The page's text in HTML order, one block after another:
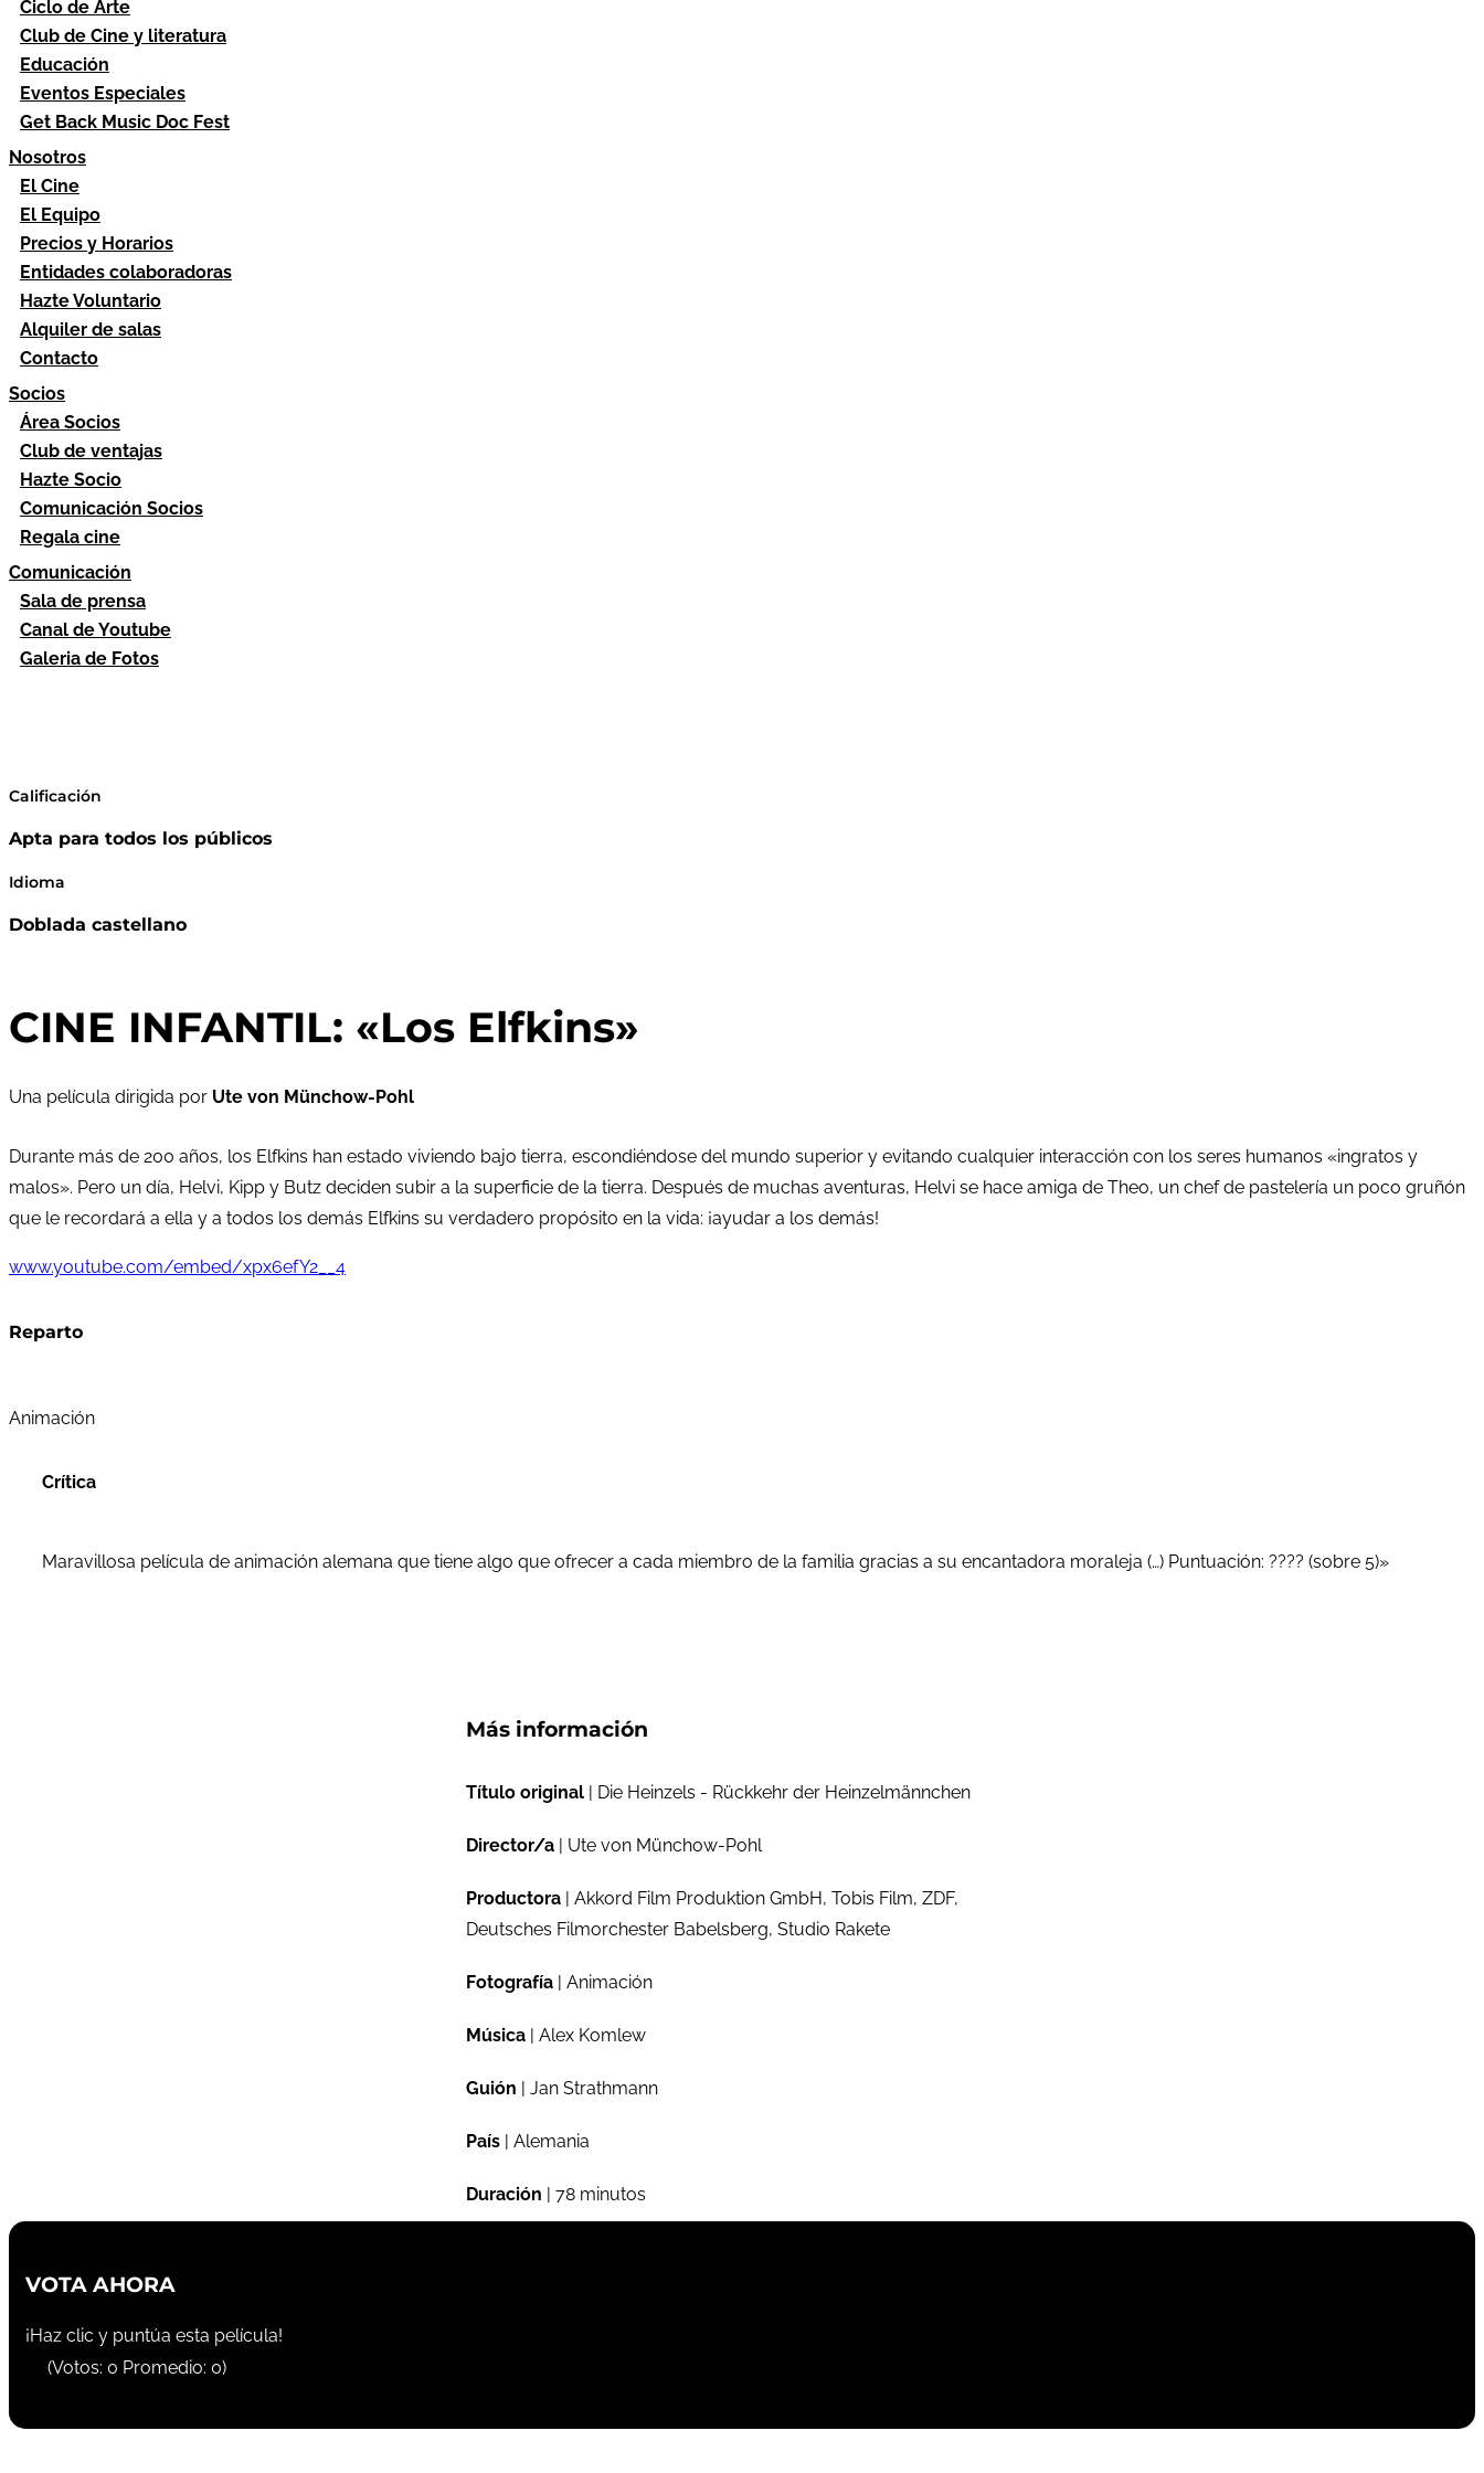
Ciclo de Arte
Club de Cine y literatura
Educación
Eventos Especiales
Get Back Music Doc Fest
Nosotros
El Cine
El Equipo
Precios y Horarios
Entidades colaboradoras
Hazte Voluntario
Alquiler de salas
Contacto
Socios
Área Socios
Club de ventajas
Hazte Socio
Comunicación Socios
Regala cine
Comunicación
Sala de prensa
Canal de Youtube
Galeria de Fotos
Calificación
Apta para todos los públicos
Idioma
Doblada castellano
CINE INFANTIL: «Los Elfkins»
Una película dirigida por Ute von Münchow-Pohl
Durante más de 200 años, los Elfkins han estado viviendo bajo tierra, escondiéndose del mundo superior y evitando cualquier interacción con los seres humanos «ingratos y
malos». Pero un día, Helvi, Kipp y Butz deciden subir a la superficie de la tierra. Después de muchas aventuras, Helvi se hace amiga de Theo, un chef de pastelería un poco gruñón
que le recordará a ella y a todos los demás Elfkins su verdadero propósito en la vida: ¡ayudar a los demás!
www.youtube.com/embed/xpx6efY2__4
Reparto
Animación
Crítica
Maravillosa película de animación alemana que tiene algo que ofrecer a cada miembro de la familia gracias a su encantadora moraleja (…) Puntuación: ???? (sobre 5)»
Más información
Título original | Die Heinzels - Rückkehr der Heinzelmännchen
Director/a | Ute von Münchow-Pohl
Productora | Akkord Film Produktion GmbH, Tobis Film, ZDF,
Deutsches Filmorchester Babelsberg, Studio Rakete
Fotografía | Animación
Música | Alex Komlew
Guión | Jan Strathmann
País | Alemania
Duración | 78 minutos
VOTA AHORA
¡Haz clic y puntúa esta película!
(Votos: 0 Promedio: 0)